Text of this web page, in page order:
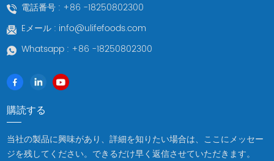
電話番号 : +86 -18250802300
Eメール : info@ulifefoods.com
Whatsapp : +86 -18250802300
購読する
当社の製品に興味があり、詳細を知りたい場合は、ここにメッセー
ジを残してください。できるだけ早く返信させていただきます。